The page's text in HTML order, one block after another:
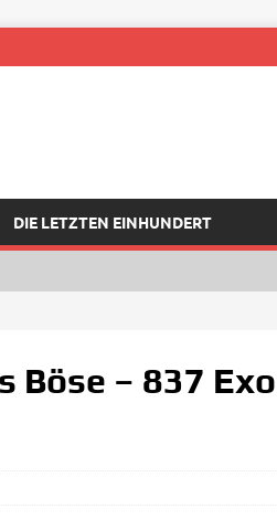
DIE LETZTEN EINHUNDERT
Böse – 837